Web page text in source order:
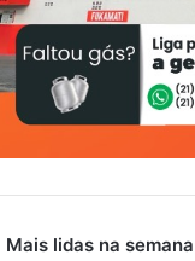
Mais lidas na semana